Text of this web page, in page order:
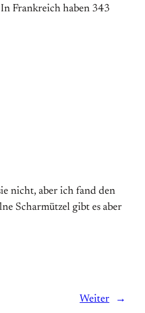
Frankreich haben 343
nicht, aber ich fand den
Scharmützel gibt es aber
Weiter →